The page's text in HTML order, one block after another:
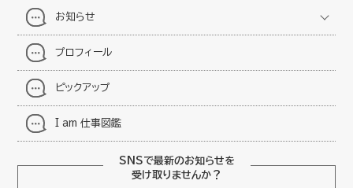
お知らせ
プロフィール
ピックアップ
I am 仕事図鑑
SNSで最新のお知らせを
受け取りませんか？